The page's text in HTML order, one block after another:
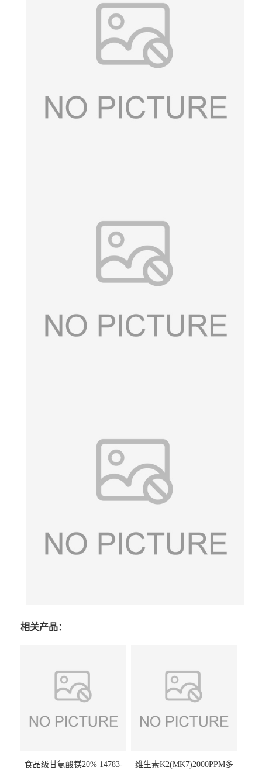
相关产品：
食品级甘氨酸镁20% 14783-
维生素K2(MK7)2000PPM多